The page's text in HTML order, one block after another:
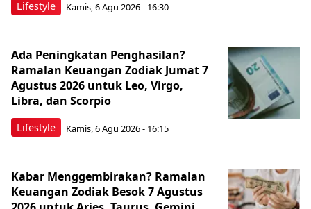
Lifestyle Kamis, 6 Agu 2026 - 16:30
Lifestyle
Ada Peningkatan Penghasilan?
Ramalan Keuangan Zodiak Jumat 7
Agustus 2026 untuk Leo, Virgo,
Libra, dan Scorpio
Kamis, 6 Agu 2026 - 16:15
Kabar Menggembirakan? Ramalan
Keuangan Zodiak Besok 7 Agustus